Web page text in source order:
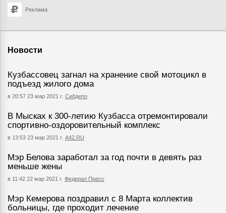
Реклама
Новости
Кузбассовец загнал на хранение свой мотоцикл в
подъезд жилого дома
в 20:57 23 мар 2021 г. Сибдепо
В Мысках к 300-летию Кузбасса отремонтировали
спортивно-оздоровительный комплекс
в 13:53 23 мар 2021 г. А42.RU
Мэр Белова заработал за год почти в девять раз
меньше жены
в 11:42 22 мар 2021 г. Федерал Пресс
Мэр Кемерова поздравил с 8 Марта коллектив
больницы, где проходит лечение